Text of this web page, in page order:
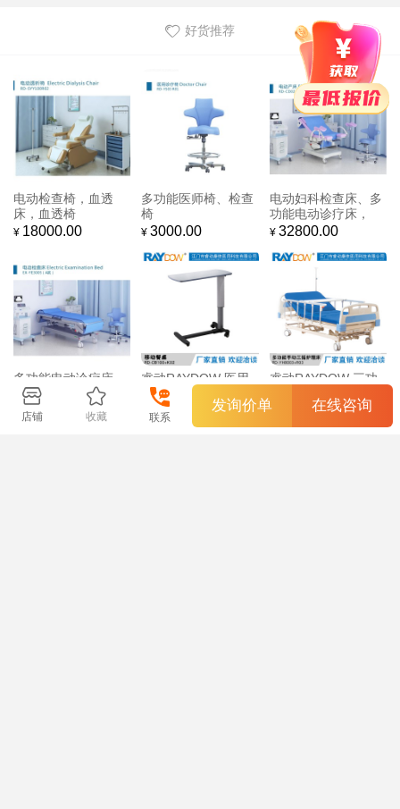
好货推荐
电动检查椅，血透
床，血透椅
¥ 18000.00
多功能医师椅、检查
椅
¥ 3000.00
电动妇科检查床、多
功能电动诊疗床，
¥ 32800.00
多功能电动诊疗床，
电子纠偏诊疗床 医用
诊疗床，介入超声检
查床，电动检查床，
32800.00
睿动RAYDOW 医用
配件 ABS可移动餐桌
RD-CB100+K02
2500.00
睿动RAYDOW 三功
护理床 老人理疗床 R
D-YH8003+R03
¥ 3400.00
店铺 收藏 联系
发询价单 在线咨询